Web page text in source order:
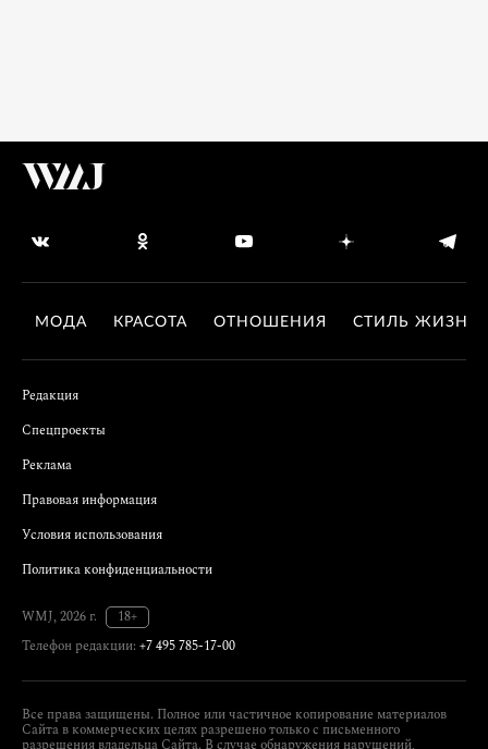
МОДА КРАСОТА ОТНОШЕНИЯ СТИЛЬ ЖИЗНИ
Редакция
Спецпроекты
Реклама
Правовая информация
Условия использования
Политика конфиденциальности
WMJ, 2026 г.
18+
Телефон редакции: +7 495 785-17-00
Все права защищены. Полное или частичное копирование материалов
Сайта в коммерческих целях разрешено только с письменного